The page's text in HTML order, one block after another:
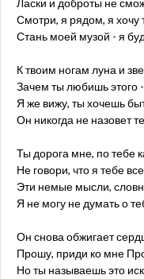
Ласки и доброты не
Смотри, я рядом, я хочу
Стань моей музой - я
К твоим ногам луна и
Зачем ты любишь этого
Я же вижу, ты хочешь
Он никогда не назовет
Ты дорога мне, по тебе
Не говори, что я тебе
Эти немые мысли,
Я не могу не думать о
Он снова обжигает
Прошу, приди ко мне
Но ты называешь это